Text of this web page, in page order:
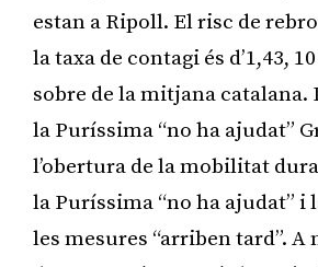
estan a Ripoll. El risc de
la taxa de contagi és d’1,43,
sobre de la mitjana catalana.
la Puríssima “no ha ajudat”
l’obertura de la mobilitat
la Puríssima “no ha ajudat” i
les mesures “arriben tard”. A